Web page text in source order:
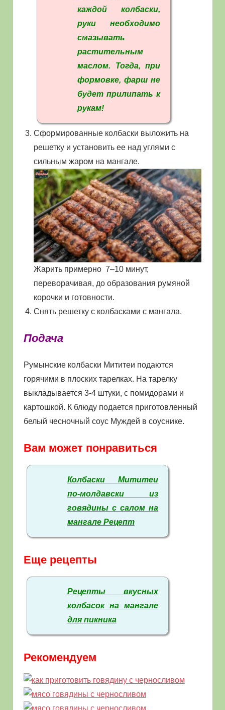
каждой колбаски,
руки необходимо
смазывать
растительным
маслом. Тогда, при
формовке, фарш не
будет прилипать к
рукам!
Сформированные колбаски выложить на
решетку и установить ее над углями с
сильным жаром на мангале.
Жарить примерно 7–10 минут,
переворачивая, до образования румяной
корочки и готовности.
Снять решетку с колбасками с мангала.
Подача
Румынские колбаски Мититеи подаются
горячими в плоских тарелках. На тарелку
выкладывается 3-4 штуки, с помидорами и
картошкой. К блюду подается приготовленный
белый чесночный соус Муждей в соуснике.
Вам может понравиться
Колбаски Мититеи
по-молдавски из
говядины с салом на
мангале Рецепт
Еще рецепты
Рецепты вкусных
колбасок на мангале
для пикника
Рекомендуем